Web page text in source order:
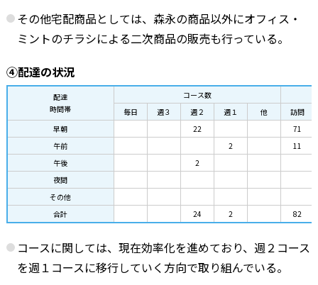
その他宅配商品としては、森永の商品以外にオフィス・
ミントのチラシによる二次商品の販売も行っている。
④配達の状況
配達
時間帯
コース数
毎日
週３ 週２ 週１ 他
訪問
早朝
22
71
午前
2
11
午後
2
夜間
その他
合計
24 2 82
コースに関しては、現在効率化を進めており、週２コース
を週１コースに移行していく方向で取り組んでいる。